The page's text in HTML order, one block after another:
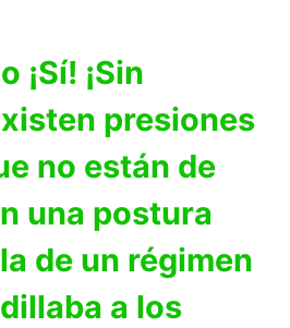
¡Sí! ¡Sin
presiones
no están de
una postura
de un régimen
a los